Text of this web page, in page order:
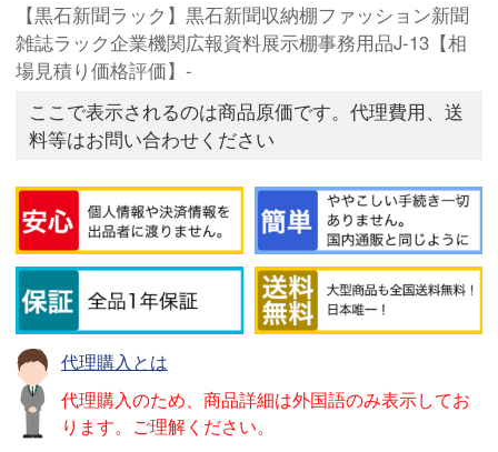
【黒石新聞ラック】黒石新聞収納棚ファッション新聞
雑誌ラック企業機関広報資料展示棚事務用品J-13【相
場見積り価格評価】-
ここで表示されるのは商品原価です。代理費用、送
料等はお問い合わせください
代理購入とは
代理購入のため、商品詳細は外国語のみ表示してお
ります。ご理解ください。